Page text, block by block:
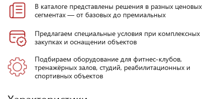
В каталоге представлены решения в разных ценовых
сегментах — от базовых до премиальных
Предлагаем специальные условия при комплексных
закупках и оснащении объектов
Подбираем оборудование для фитнес-клубов,
тренажёрных залов, студий, реабилитационных и
спортивных объектов